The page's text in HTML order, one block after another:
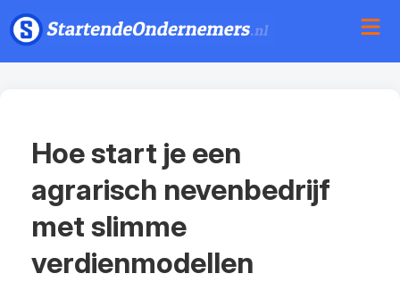
Hoe start je een
agrarisch nevenbedrijf
met slimme
verdienmodellen